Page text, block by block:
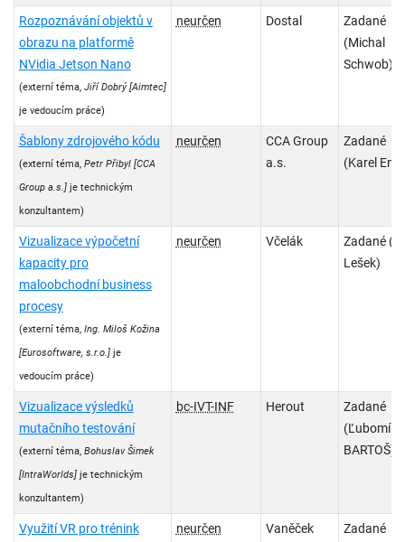
Rozpoznávání objektů v
obrazu na platformě
NVidia Jetson Nano
(externí téma, Jiří Dobrý [Aimtec]
je vedoucím práce)
neurčen Dostal
Zadané
(Michal
Schwob)
Šablony zdrojového kódu
(externí téma, Petr Přibyl [CCA
Group a.s.]je technickým
konzultantem)
neurčen
CCA Group
a.s.
Zadané
(Karel
Vizualizace výpočetní
kapacity pro
maloobchodní business
procesy
(externí téma, Ing. Miloš Kožina
[Eurosoftware, s.r.o.]je
vedoucím práce)
neurčen Včelák
Zadané
Lešek)
Vizualizace výsledků
mutačního testování
(externí téma, Bohuslav Šimek
[IntraWorlds]je technickým
konzultantem)
bc-IVT-INF Herout
Zadané
(Ľubomír
BARTOŠ)
Využití VR pro trénink
neurčen Vaněček
Zadané